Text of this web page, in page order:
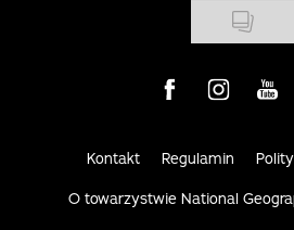
Visit us on Facebook
Visit us on
Visit
Kontakt Regulamin
O towarzystwie National